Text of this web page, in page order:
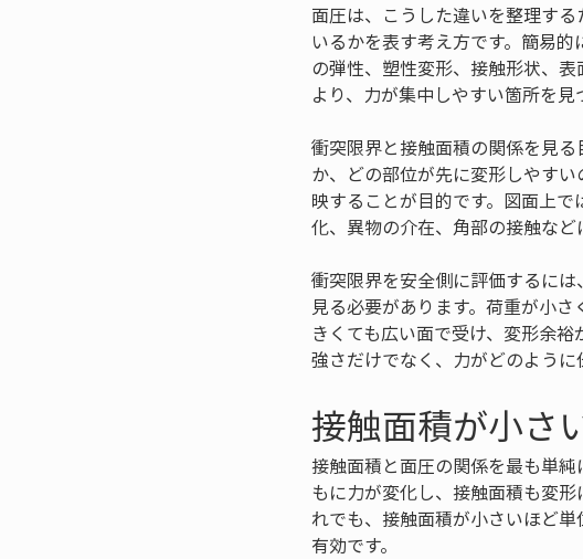
面圧は、こうした違いを整理す
いるかを表す考え方です。簡易
の弾性、塑性変形、接触形状、
より、力が集中しやすい箇所を見
衝突限界と接触面積の関係を見
か、どの部位が先に変形しやす
映することが目的です。図面上
化、異物の介在、角部の接触など
衝突限界を安全側に評価するに
見る必要があります。荷重が小
きくても広い面で受け、変形余
強さだけでなく、力がどのように
接触面積が小さ
接触面積と面圧の関係を最も単
もに力が変化し、接触面積も変
れでも、接触面積が小さいほど
有効です。